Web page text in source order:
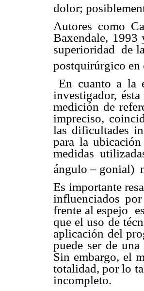
dolor;
Autores como
Baxendale, 1993
superioridad de
postquirúrgico en
En cuanto a la
investigador,
medición de
impreciso,
las dificultades
para la
medidas
ángulo – gonial)
Es importante
influenciados
frente al espejo
que el uso de
aplicación del
puede ser de
Sin embargo, el
totalidad, por lo
incompleto.